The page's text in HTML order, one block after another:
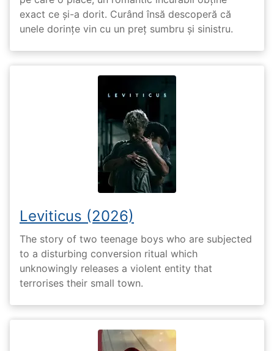
exact ce și-a dorit. Curând însă descoperă că
unele dorințe vin cu un preț sumbru și sinistru.
Leviticus (2026)
The story of two teenage boys who are subjected
to a disturbing conversion ritual which
unknowingly releases a violent entity that
terrorises their small town.